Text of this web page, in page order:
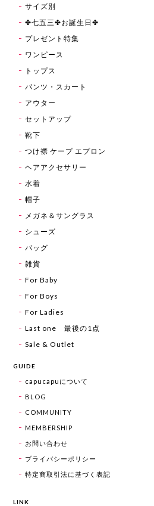
サイズ別
✤七五三✤お誕生日✤
プレゼント特集
ワンピース
トップス
パンツ・スカート
アウター
セットアップ
靴下
つけ襟 ケープ エプロン
ヘアアクセサリー
水着
帽子
メガネ＆サングラス
シューズ
バッグ
雑貨
For Baby
For Boys
For Ladies
Last one 最後の1点
Sale & Outlet
GUIDE
capucapuについて
BLOG
COMMUNITY
MEMBERSHIP
お問い合わせ
プライバシーポリシー
特定商取引法に基づく表記
LINK